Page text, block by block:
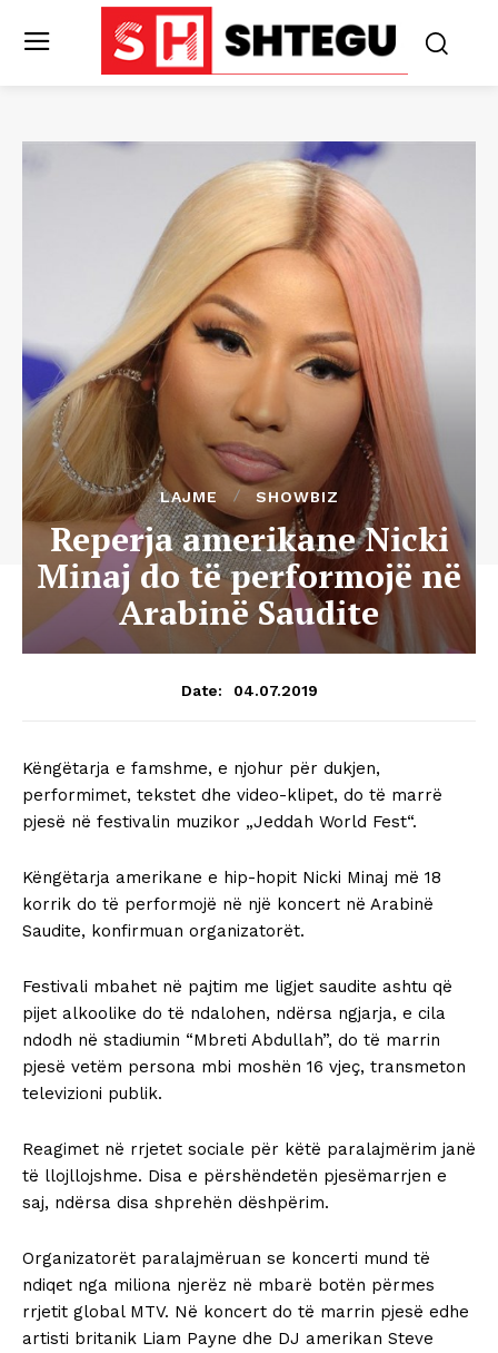
LAJME SHOWBIZ
Reperja amerikane Nicki
Minaj do të performojë në
Arabinë Saudite
Date: 04.07.2019
Këngëtarja e famshme, e njohur për dukjen,
performimet, tekstet dhe video-klipet, do të marrë
pjesë në festivalin muzikor „Jeddah World Fest“.
Këngëtarja amerikane e hip-hopit Nicki Minaj më 18
korrik do të performojë në një koncert në Arabinë
Saudite, konfirmuan organizatorët.
Festivali mbahet në pajtim me ligjet saudite ashtu që
pijet alkoolike do të ndalohen, ndërsa ngjarja, e cila
ndodh në stadiumin “Mbreti Abdullah”, do të marrin
pjesë vetëm persona mbi moshën 16 vjeç, transmeton
televizioni publik.
Reagimet në rrjetet sociale për këtë paralajmërim janë
të llojllojshme. Disa e përshëndetën pjesëmarrjen e
saj, ndërsa disa shprehën dëshpërim.
Organizatorët paralajmëruan se koncerti mund të
ndiqet nga miliona njerëz në mbarë botën përmes
rrjetit global MTV. Në koncert do të marrin pjesë edhe
artisti britanik Liam Payne dhe DJ amerikan Steve